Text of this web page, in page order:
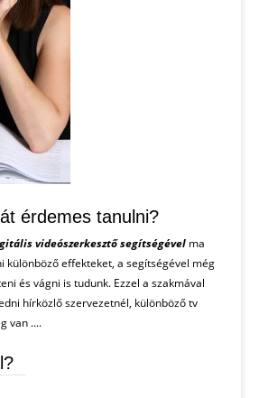
érdemes tanulni?
videószerkesztő segítségével ma
különböző effekteket, a segítségével még
és vágni is tudunk. Ezzel a szakmával
hírközlő szervezetnél, különböző tv
van ....